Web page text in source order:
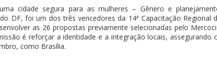
cidade segura para as mulheres – Gênero e
DF, foi um dos três vencedores da 14ª Capacitação Regional
as 26 propostas previamente selecionadas pelo
é reforçar a identidade e a integração locais, assegurando
como Brasília.